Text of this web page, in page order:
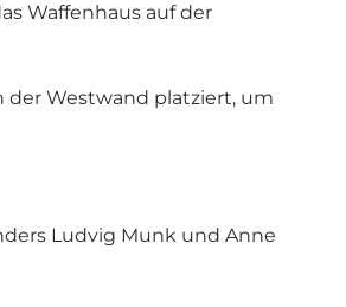
Waffenhaus auf der
der Westwand platziert, um
Ludvig Munk und Anne